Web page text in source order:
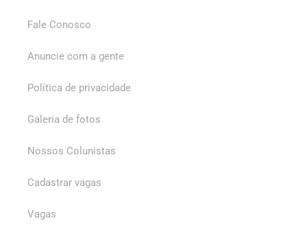
Fale Conosco
Anuncie com a gente
Política de privacidade
Galeria de fotos
Nossos Colunistas
Cadastrar vagas
Vagas